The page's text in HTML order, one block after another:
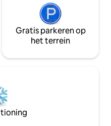
Gratis parkeren op
het terrein